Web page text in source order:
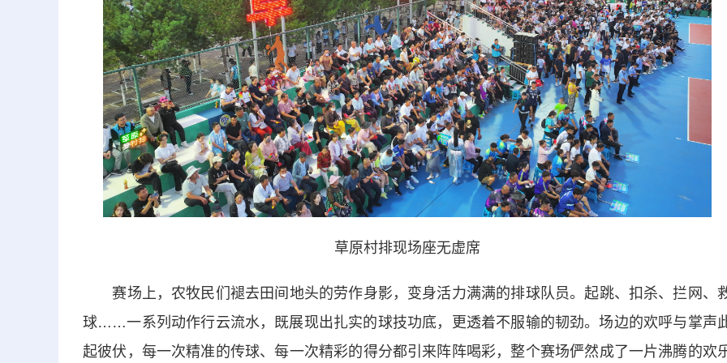
草原村排现场座无虚席
赛场上，农牧民们褪去田间地头的劳作身影，变身活力满满的排球队员。起跳、扣杀、拦网、
球……一系列动作行云流水，既展现出扎实的球技功底，更透着不服输的韧劲。场边的欢呼与掌声
起彼伏，每一次精准的传球、每一次精彩的得分都引来阵阵喝彩，整个赛场俨然成了一片沸腾的欢